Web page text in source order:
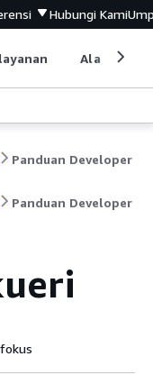
Hubungi Kami
Alat
Panduan Developer
Panduan Developer